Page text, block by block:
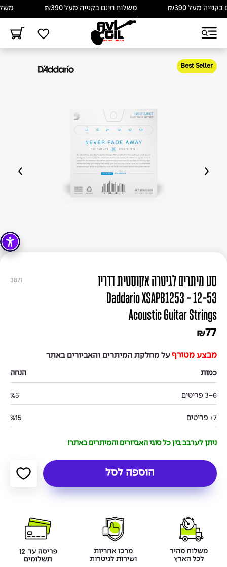
מעל ₪390 משלוח חינם בקנייה מעל ₪390
Best Seller
3871
סט מיתרים לגיטרה אקוסטית דדריו
12-53 - Daddario XSAPB1253
Acoustic Guitar Strings
₪77
מבצע מטורף על מחלקת המיתרים והאביזרים באתר
כמות הנחה
3-6 פריטים %5
7+ פריטים %15
ניתן לערבב בין כל סוגי האביזרים והמיתרים באתר!
הוספה לסל